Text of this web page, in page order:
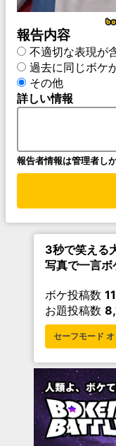
報告内容
不適切な表現が
過去に同じボケ
その他
詳しい情報
報告者情報は管理者し
3秒で笑える
写真で一言
ボケ投稿数
お題投稿数
セーフモード